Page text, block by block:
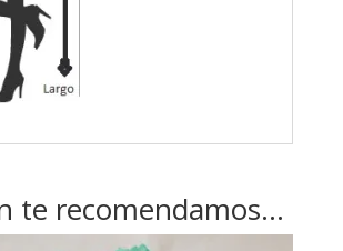
te recomendamos…